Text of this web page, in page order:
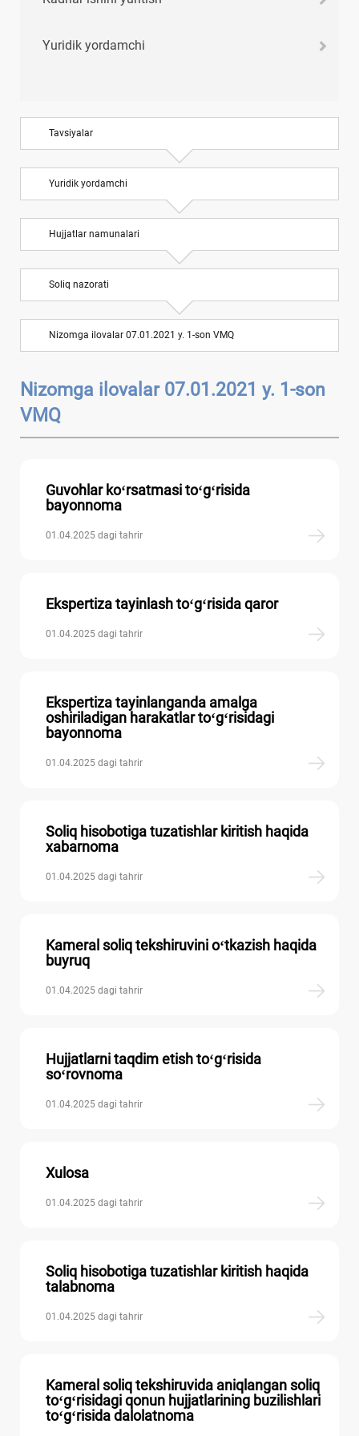
Yuridik yordamchi
Tavsiyalar
Yuridik yordamchi
Hujjatlar namunalari
Soliq nazorati
Nizomga ilovalar 07.01.2021 y. 1-son VMQ
Nizomga ilovalar 07.01.2021 y. 1-son
VMQ
Guvohlar koʻrsatmasi toʻgʻrisida
bayonnoma
01.04.2025 dagi tahrir
Ekspertiza tayinlash toʻgʻrisida qaror
01.04.2025 dagi tahrir
Ekspertiza tayinlanganda amalga
oshiriladigan harakatlar toʻgʻrisidagi
bayonnoma
01.04.2025 dagi tahrir
Soliq hisobotiga tuzatishlar kiritish haqida
хabarnoma
01.04.2025 dagi tahrir
Kameral soliq tekshiruvini oʻtkazish haqida
buyruq
01.04.2025 dagi tahrir
Hujjatlarni taqdim etish toʻgʻrisida
soʻrovnoma
01.04.2025 dagi tahrir
Xulosa
01.04.2025 dagi tahrir
Soliq hisobotiga tuzatishlar kiritish haqida
talabnoma
01.04.2025 dagi tahrir
Kameral soliq tekshiruvida aniqlangan soliq
toʻgʻrisidagi qonun hujjatlarining buzilishlari
toʻgʻrisida dalolatnoma